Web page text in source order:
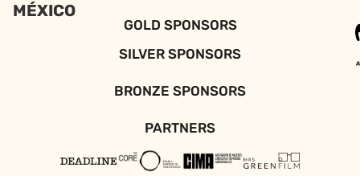
MÉXICO
GOLD SPONSORS
SILVER SPONSORS
BRONZE SPONSORS
PARTNERS